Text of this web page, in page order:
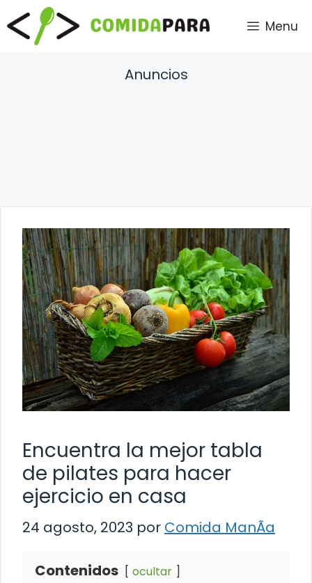
Saltar
al
contenido
Menu
Anuncios
Encuentra la mejor tabla
de pilates para hacer
ejercicio en casa
24 agosto, 2023 por Comida ManÃ­a
Contenidos ocultar